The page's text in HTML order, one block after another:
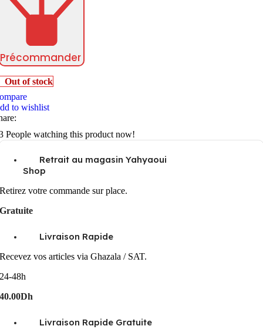
Précommander
Out of stock
to wishlist
People watching this product now!
Retrait au magasin Yahyaoui
Shop
Retirez votre commande sur place.
Gratuite
Livraison Rapide
Recevez vos articles via Ghazala / SAT.
24-48h
40.00Dh
Livraison Rapide Gratuite